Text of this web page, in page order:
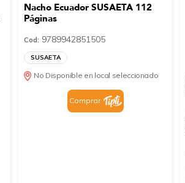
Nacho Ecuador SUSAETA 112
Páginas
Cod: 9789942851505
SUSAETA
No Disponible en local seleccionado
Comprar